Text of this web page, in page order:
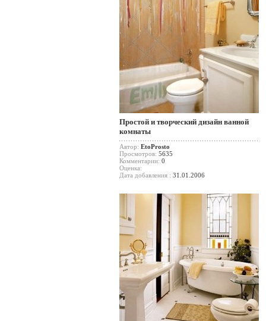
Простой и творческий дизайн ванной
комнаты
Автор: EtoProsto
Просмотров: 5635
Комментарии: 0
Оценка:
Дата добавления : 31.01.2006